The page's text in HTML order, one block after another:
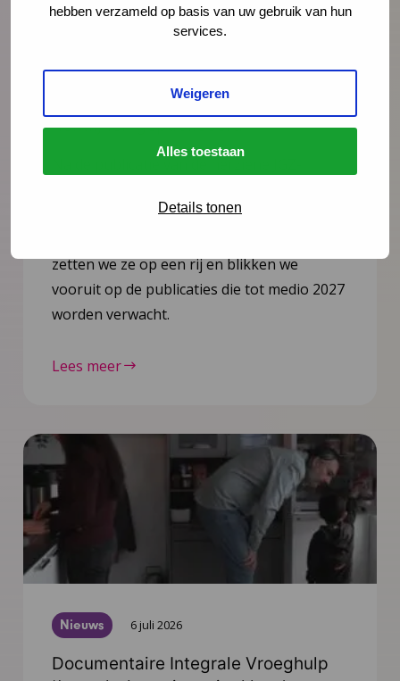
hebben verzameld op basis van uw gebruik van hun
services.
Weigeren
Alles toestaan
Details tonen
21 juli 2026
2026: 8 nieuwe en herziene
richtlijnen gepubliceerd
JGZ-richtlijn Mondzorg in juli 2025 zijn nog
zetten we ze op een rij en blikken we
vooruit op de publicaties die tot medio 2027
worden verwacht.
Lees meer
Nieuws 6 juli 2026
Documentaire Integrale Vroeghulp